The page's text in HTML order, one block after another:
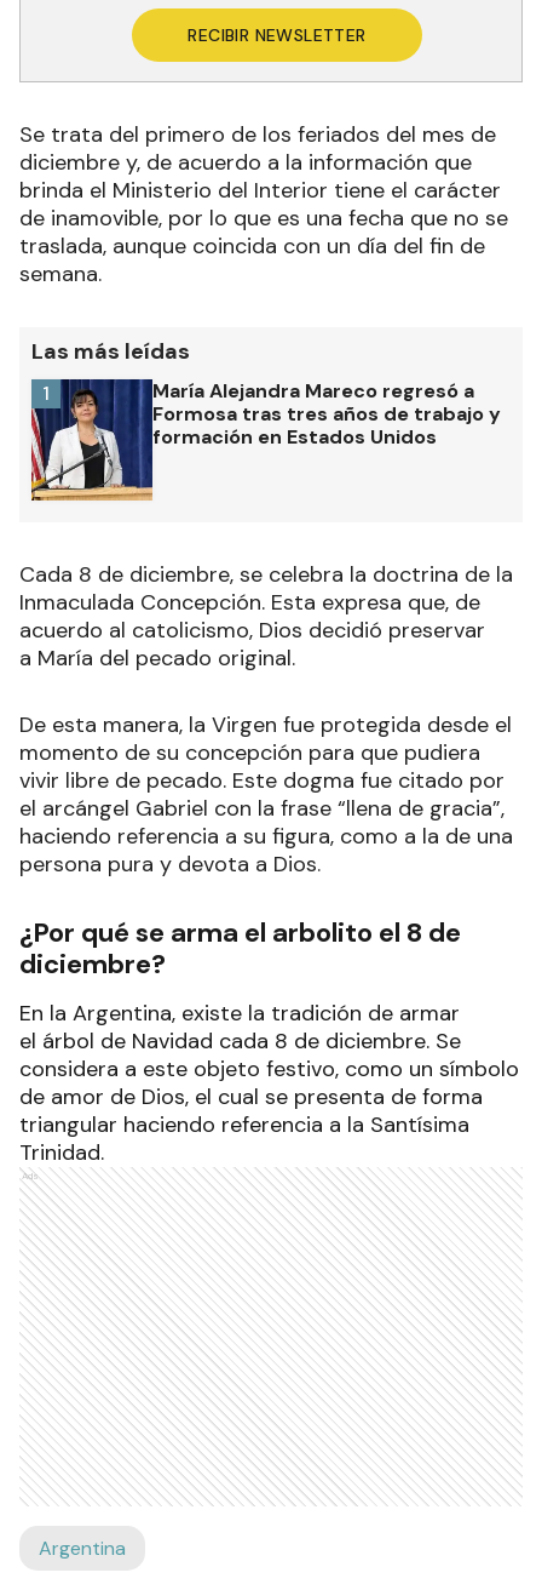
RECIBIR NEWSLETTER
Se trata del primero de los feriados del mes de
diciembre y, de acuerdo a la información que
brinda el Ministerio del Interior tiene el carácter
de inamovible, por lo que es una fecha que no se
traslada, aunque coincida con un día del fin de
semana.
Las más leídas
María Alejandra Mareco regresó a
Formosa tras tres años de trabajo y
formación en Estados Unidos
1
Cada 8 de diciembre, se celebra la doctrina de la
Inmaculada Concepción. Esta expresa que, de
acuerdo al catolicismo, Dios decidió preservar
a María del pecado original.
De esta manera, la Virgen fue protegida desde el
momento de su concepción para que pudiera
vivir libre de pecado. Este dogma fue citado por
el arcángel Gabriel con la frase “llena de gracia”,
haciendo referencia a su figura, como a la de una
persona pura y devota a Dios.
¿Por qué se arma el arbolito el 8 de
diciembre?
En la Argentina, existe la tradición de armar
el árbol de Navidad cada 8 de diciembre. Se
considera a este objeto festivo, como un símbolo
de amor de Dios, el cual se presenta de forma
triangular haciendo referencia a la Santísima
Trinidad.
Ads
Argentina